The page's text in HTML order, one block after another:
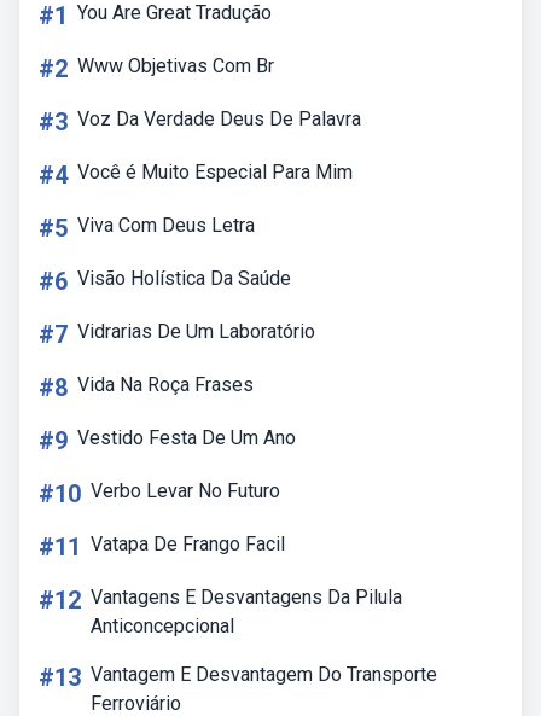
#1 You Are Great Tradução
#2 Www Objetivas Com Br
#3 Voz Da Verdade Deus De Palavra
#4 Você é Muito Especial Para Mim
#5 Viva Com Deus Letra
#6 Visão Holística Da Saúde
#7 Vidrarias De Um Laboratório
#8 Vida Na Roça Frases
#9 Vestido Festa De Um Ano
#10 Verbo Levar No Futuro
#11 Vatapa De Frango Facil
#12 Vantagens E Desvantagens Da Pilula
Anticoncepcional
#13 Vantagem E Desvantagem Do Transporte
Ferroviário